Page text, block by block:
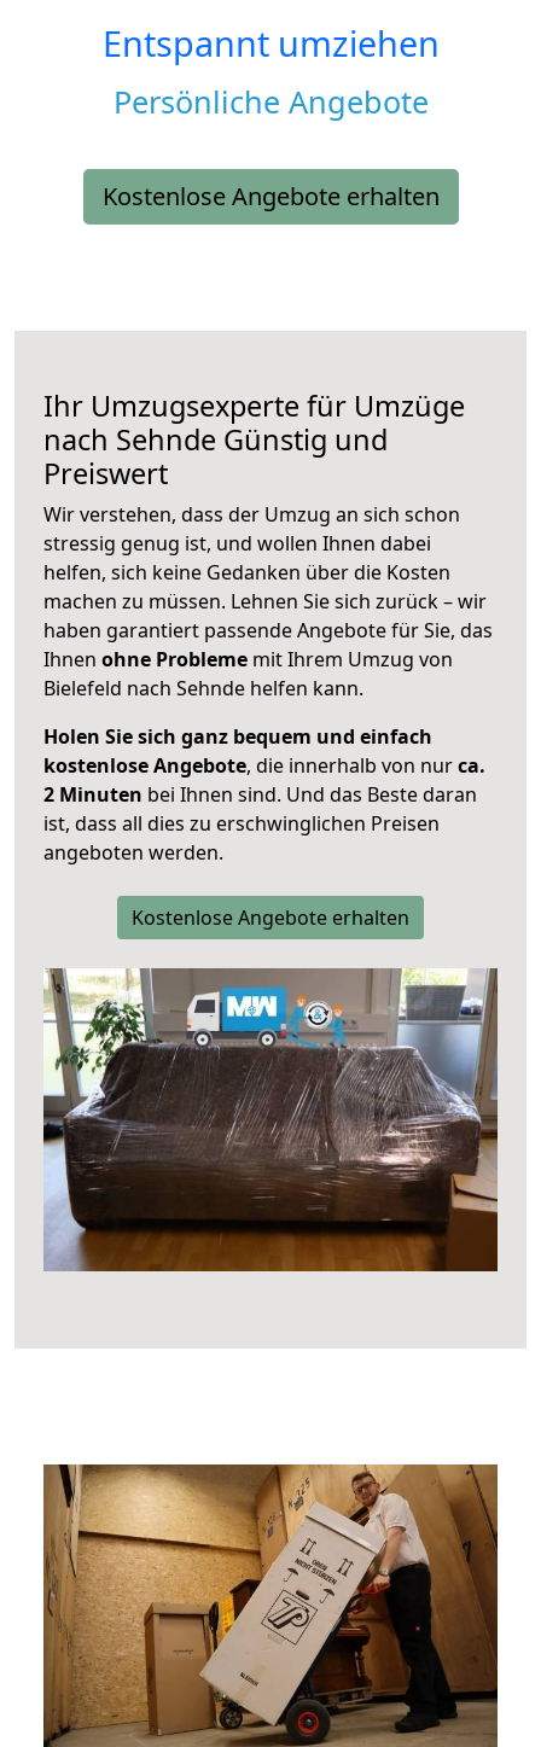
Entspannt umziehen
Persönliche Angebote
Kostenlose Angebote erhalten
Ihr Umzugsexperte für Umzüge
nach Sehnde Günstig und
Preiswert
Wir verstehen, dass der Umzug an sich schon
stressig genug ist, und wollen Ihnen dabei
helfen, sich keine Gedanken über die Kosten
machen zu müssen. Lehnen Sie sich zurück – wir
haben garantiert passende Angebote für Sie, das
Ihnen ohne Probleme mit Ihrem Umzug von
Bielefeld nach Sehnde helfen kann.
Holen Sie sich ganz bequem und einfach
kostenlose Angebote, die innerhalb von nurca.
2 Minuten bei Ihnen sind. Und das Beste daran
ist, dass all dies zu erschwinglichen Preisen
angeboten werden.
Kostenlose Angebote erhalten